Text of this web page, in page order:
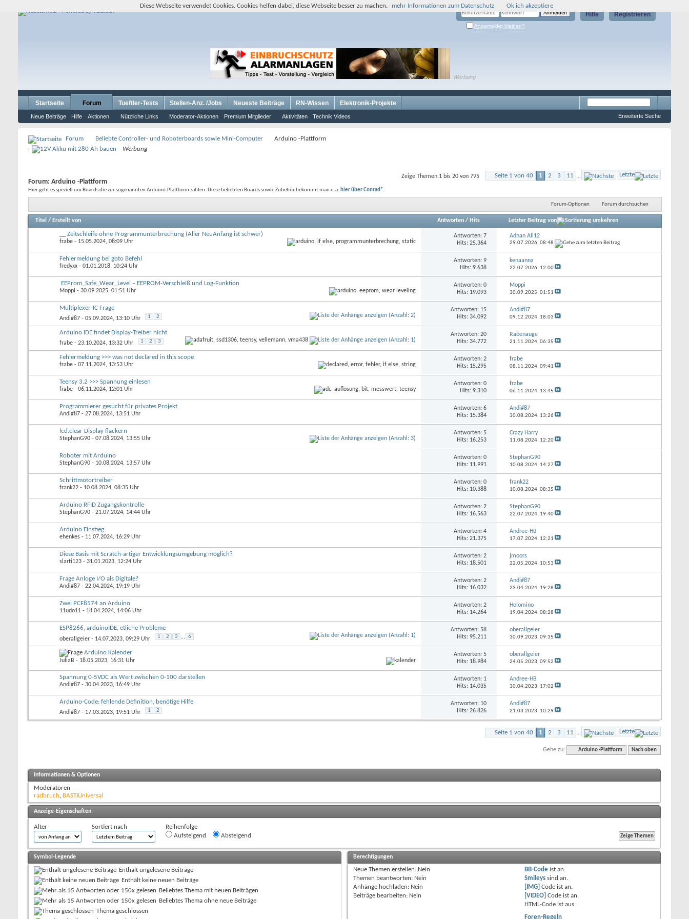
Registrieren
Hilfe
Angemeldet bleiben?
Werbung
Startseite Forum
Neue Beiträge Hilfe Aktionen Nützliche Links Moderator-Aktionen Premium Mitglieder Aktivitäten Technik Videos
Tueftler-Tests Stellen-Anz. /Jobs Neueste Beiträge RN-Wissen Elektronik-Projekte
Erweiterte Suche
Forum Beliebte Controller- und Roboterboards sowie Mini-Computer
Arduino -Plattform
-
Werbung
Seite 1 von 40 1 2 3 11 ... Letzte
Zeige Themen 1 bis 20 von 795
Forum: Arduino -Plattform
Hier geht es speziell um Boards die zur sogenannten Arduino-Plattform zählen. Diese beliebten Boards sowie Zubehör bekommt man u.a. hier über Conrad*.
Forum-Optionen Forum durchsuchen
Titel / Erstellt von Antworten/ Hits Letzter Beitrag von
__ Zeitschleife ohne Programmunterbrechung (Aller NeuAnfang ist schwer)
frabe - 15.05.2024, 08:09 Uhr
Antworten: 7
Hits: 25.364
Adnan Ali12
29.07.2026, 08:48
Fehlermeldung bei goto Befehl
fredyxx - 01.01.2018, 10:24 Uhr
Antworten: 9
Hits: 9.638
kenaanna
22.07.2026, 12:00
EEProm_Safe_Wear_Level – EEPROM-Verschleiß und Log-Funktion
Moppi - 30.09.2025, 01:51 Uhr
Antworten: 0
Hits: 19.093
Moppi
30.09.2025, 01:51
Multiplexer-IC Frage
Andi#87 - 05.09.2024, 13:10 Uhr 1 2
Antworten: 15
Hits: 34.092
Andi#87
09.12.2024, 18:03
Arduino IDE findet Display-Treiber nicht
frabe - 23.10.2024, 13:32 Uhr 1 2 3
Antworten: 20
Hits: 34.772
Rabenauge
21.11.2024, 06:35
Fehlermeldung >>> was not declared in this scope
frabe - 07.11.2024, 13:53 Uhr
Antworten: 2
Hits: 15.295
frabe
08.11.2024, 09:41
Teensy 3.2 >>> Spannung einlesen
frabe - 06.11.2024, 12:01 Uhr
Antworten: 0
Hits: 9.310
frabe
06.11.2024, 13:45
Programmierer gesucht für privates Projekt
Andi#87 - 27.08.2024, 13:51 Uhr
Antworten: 6
Hits: 15.384
Andi#87
30.08.2024, 13:26
lcd.clear Display flackern
StephanG90 - 07.08.2024, 13:55 Uhr
Antworten: 5
Hits: 16.253
Crazy Harry
11.08.2024, 12:20
Roboter mit Arduino
StephanG90 - 10.08.2024, 13:57 Uhr
Antworten: 0
Hits: 11.991
StephanG90
10.08.2024, 14:27
Schrittmotortreiber
frank22 - 10.08.2024, 08:35 Uhr
Antworten: 0
Hits: 10.388
frank22
10.08.2024, 08:35
Arduino RFID Zugangskontrolle
StephanG90 - 21.07.2024, 14:44 Uhr
Antworten: 2
Hits: 16.563
StephanG90
22.07.2024, 19:40
Arduino Einstieg
ehenkes - 11.07.2024, 16:29 Uhr
Antworten: 4
Hits: 21.375
Andree-HB
17.07.2024, 12:21
Diese Basis mit Scratch-artiger Entwicklungsumgebung möglich?
slarti123 - 31.01.2023, 12:24 Uhr
Antworten: 2
Hits: 18.501
jmoors
22.05.2024, 10:53
Frage Anloge I/O als Digitale?
Andi#87 - 22.04.2024, 19:19 Uhr
Antworten: 2
Hits: 16.032
Andi#87
23.04.2024, 19:28
Zwei PCF8574 an Arduino
11udo11 - 18.04.2024, 14:06 Uhr
Antworten: 2
Hits: 14.264
Holomino
19.04.2024, 08:28
ESP8266, arduinoIDE, etliche Probleme
oberallgeier - 14.07.2023, 09:29 Uhr 1 2 3 ... 6
Antworten: 58
Hits: 95.211
oberallgeier
30.09.2023, 09:35
Arduino Kalender
JuliaB - 18.05.2023, 16:31 Uhr
Antworten: 5
Hits: 18.984
oberallgeier
24.05.2023, 09:52
Spannung 0-5VDC als Wert zwischen 0-100 darstellen
Andi#87 - 30.04.2023, 16:49 Uhr
Antworten: 1
Hits: 14.035
Andree-HB
30.04.2023, 17:02
Arduino-Code: fehlende Definition, benötige Hilfe
Andi#87 - 17.03.2023, 19:51 Uhr 1 2
Antworten: 10
Hits: 26.826
Andi#87
21.03.2023, 10:29
Seite 1 von 40 1 2 3 11 ... Letzte
Gehe zu: Arduino -Plattform Nach oben
Informationen & Optionen
Moderatoren
radbruch, BASTIUniversal
Anzeige-Eigenschaften
Alter Sortiert nach
Reihenfolge
Aufsteigend
Absteigend
Symbol-Legende
Enthält ungelesene Beiträge
Enthält keine neuen Beiträge
Beliebtes Thema mit neuen Beiträgen
Beliebtes Thema ohne neue Beiträge
Thema geschlossen
Berechtigungen
Neue Themen erstellen: Nein
Themen beantworten: Nein
Anhänge hochladen: Nein
Beiträge bearbeiten: Nein
BB-Code istan.
Smileys sindan.
[IMG] Code istan.
[VIDEO] Code istan.
HTML-Code istaus.
Foren-Regeln
Diese Webseite verwendet Cookies. Cookies helfen dabei, diese Webseite besser zu machen. mehr Informationen zum Datenschutz Ok ich akzeptiere